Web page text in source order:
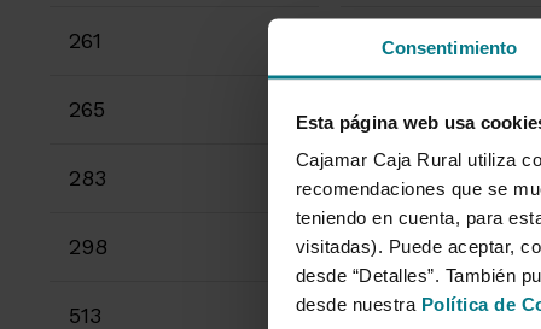
Consentimiento
Esta página web usa
Cajamar Caja Rural utiliza
recomendaciones que se
teniendo en cuenta, para
visitadas). Puede aceptar,
desde “Detalles”. También
desde nuestra Política de
261 99
265
283 17
298 02
513 05